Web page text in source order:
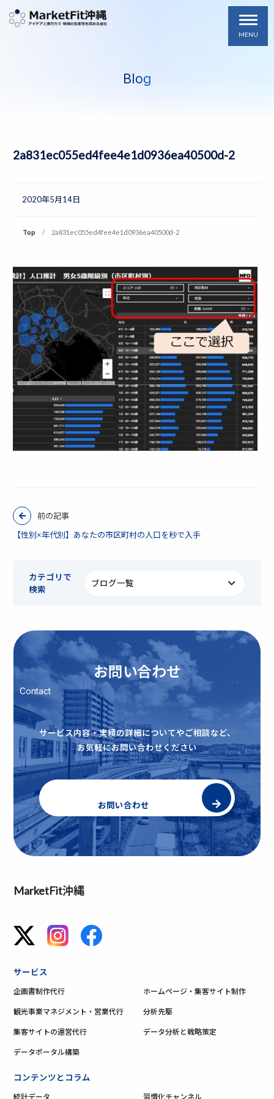
MENU
Blog
2a831ec055ed4fee4e1d0936ea40500d-2
2020年5月14日
Top 2a831ec055ed4fee4e1d0936ea40500d-2
前の記事
【性別×年代別】あなたの市区町村の人口を秒で入手
カテゴリで
検索
お問い合わせ
Contact
サービス内容・実績の詳細についてやご相談など、
お気軽にお問い合わせください
お問い合わせ
MarketFit沖縄
サービス
企画書制作代行 ホームページ・集客サイト制作
観光事業マネジメント・営業代行 分析先駆
集客サイトの運営代行 データ分析と戦略策定
データポータル構築
コンテンツとコラム
統計データ 習慣化チャンネル